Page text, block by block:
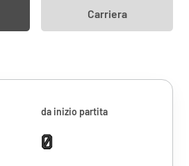
Carriera
da inizio partita
0